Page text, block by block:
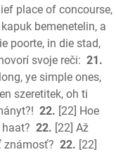
place of concourse,
bemenetelin, a
poorte, in die stad,
svoje reči: 21.
ye simple ones,
szeretitek, oh ti
22. [22] Hoe
22. [22] Až
známosť? 22. [22]